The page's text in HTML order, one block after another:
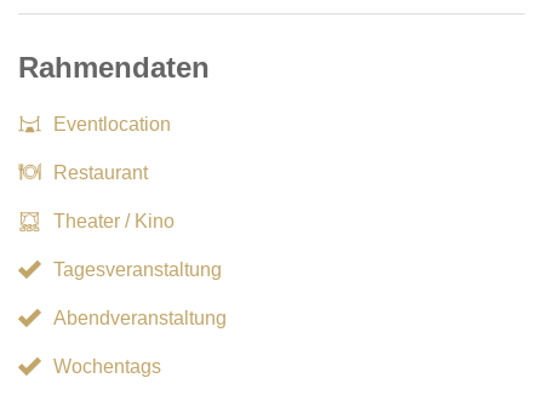
Rahmendaten
Eventlocation
Restaurant
Theater / Kino
Tagesveranstaltung
Abendveranstaltung
Wochentags